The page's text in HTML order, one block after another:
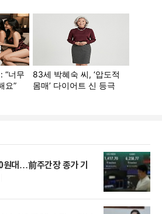
대…前주간장 종가 기